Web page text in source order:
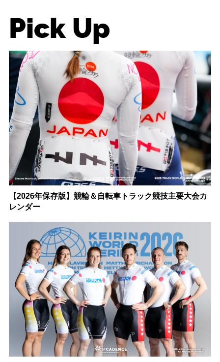
Pick Up
【2026年保存版】競輪＆自転車トラック競技主要大会カ
レンダー